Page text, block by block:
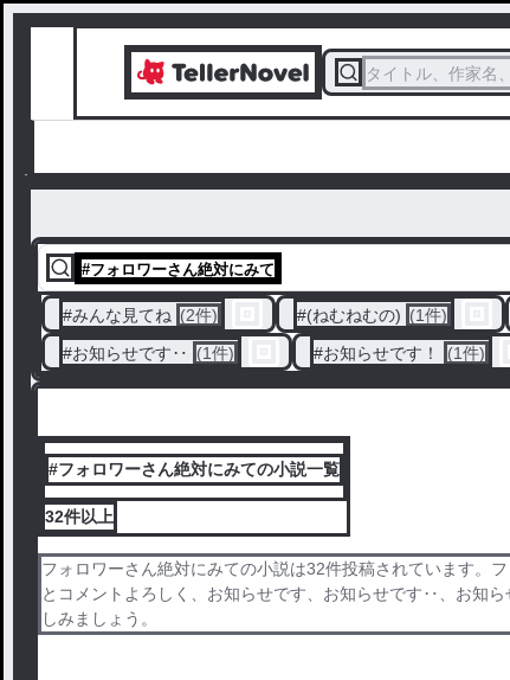
タイトル、作家名
#フォロワーさん絶対にみて
#みんな見てね (2件) #(ねむねむの) (1件)
#お知らせです‥ (1件) #お知らせです！ (1件)
#フォロワーさん絶対にみての小説一覧
32件以上
フォロワーさん絶対にみての小説は32件投稿されています。
とコメントよろしく、お知らせです、お知らせです‥、お知
しみましょう。